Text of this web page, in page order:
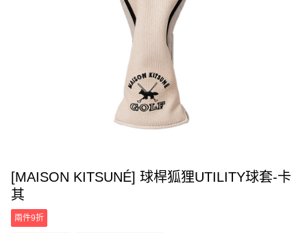
[MAISON KITSUNÉ] 球桿狐狸UTILITY球套-卡
其
兩件9折